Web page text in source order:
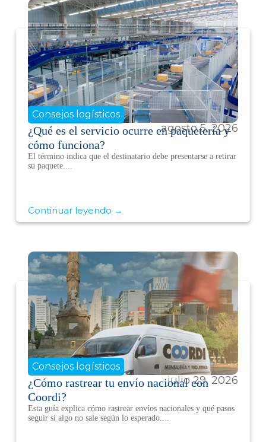
agosto 5, 2026
Consejos logísticos
¿Qué es el servicio ocurre en paquetería y
cómo funciona?
El término indica que el destinatario debe presentarse a retirar
su paquete....
Continuar leyendo →
julio 29, 2026
Consejos logísticos
¿Cómo rastrear tu envío nacional con
Coordi?
Esta guía explica cómo rastrear envíos nacionales y qué pasos
seguir si algo no sale según lo esperado....